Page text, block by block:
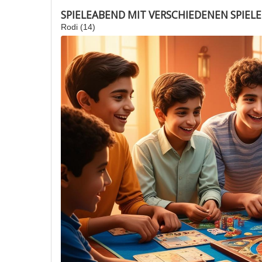
SPIELEABEND MIT VERSCHIEDENEN
Rodi (14)